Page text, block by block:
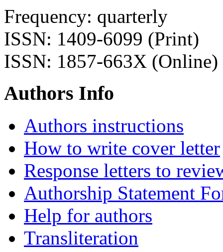
Frequency: quarterly
ISSN: 1409-6099 (Print)
ISSN: 1857-663X (Online)
Authors Info
Authors instructions
How to write cover letter
Response letters to
Authorship Statement
Help for authors
Transliteration